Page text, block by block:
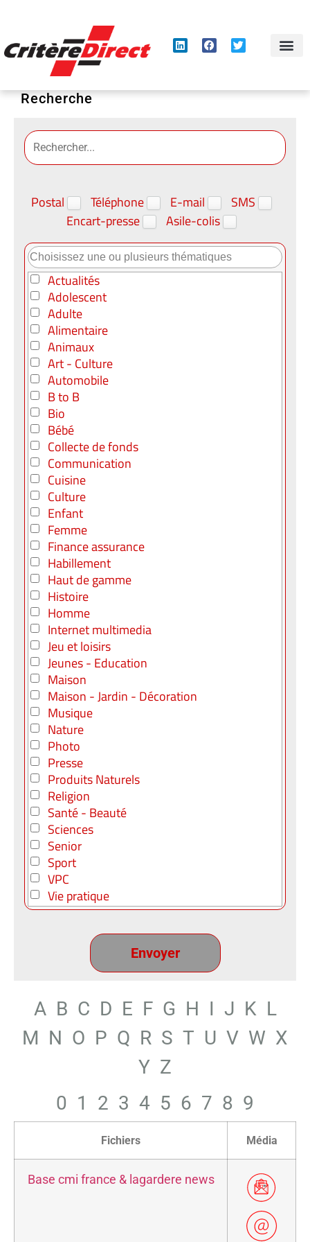
Recherche
Postal Téléphone E-mail
SMS
Encart-presse
Asile-colis
Actualités
Adolescent
Adulte
Alimentaire
Animaux
Art - Culture
Automobile
B to B
Bio
Bébé
Collecte de fonds
Communication
Cuisine
Culture
Enfant
Femme
Finance assurance
Habillement
Haut de gamme
Histoire
Homme
Internet multimedia
Jeu et loisirs
Jeunes - Education
Maison
Maison - Jardin - Décoration
Musique
Nature
Photo
Presse
Produits Naturels
Religion
Santé - Beauté
Sciences
Senior
Sport
VPC
Vie pratique
A B C D E F G H I J K L
M N O P Q R S T U V W X
Y Z
0 1 2 3 4 5 6 7 8 9
Fichiers Média
Base cmi france & lagardere news